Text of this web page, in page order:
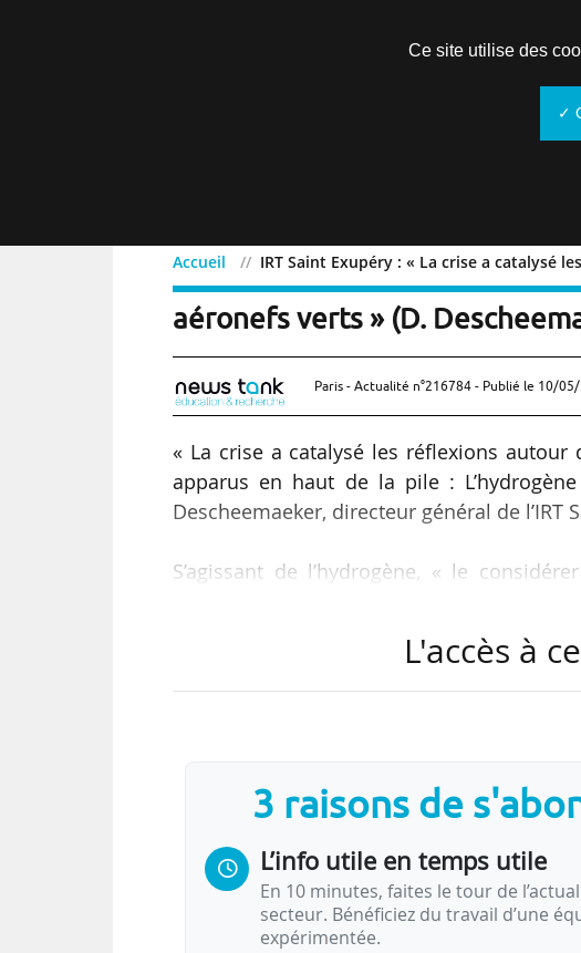
Accueil IRT Saint Exupéry : « La crise a catalysé
IRT Saint Exupéry : « La crise
aéronefs verts » (D.
Paris - Actualité n°216784 - Publié le 10/05/
« La crise a catalysé les réflexions
apparus en haut de la pile :
Descheemaeker, directeur général de l’IRT
S’agissant de l’hydrogène, « le
le permettre. Cela peut porter sur la
sécuritaires, sur la logistique associée à
général de l’IRT.
Pour l’électrification, « à partir du
avion, il y a aussi des piles à combustible
L'accès à
3 raisons de
L’info utile en temps utile
En 10 minutes, faites le tour de
secteur. Bénéficiez du travail d’une
expérimentée.
Ce site utilise des
✓